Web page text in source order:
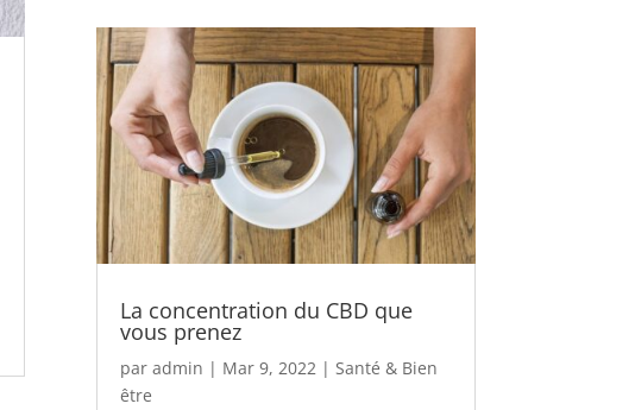
La concentration du CBD que
vous prenez
par admin | Mar 9, 2022| Santé & Bien
être